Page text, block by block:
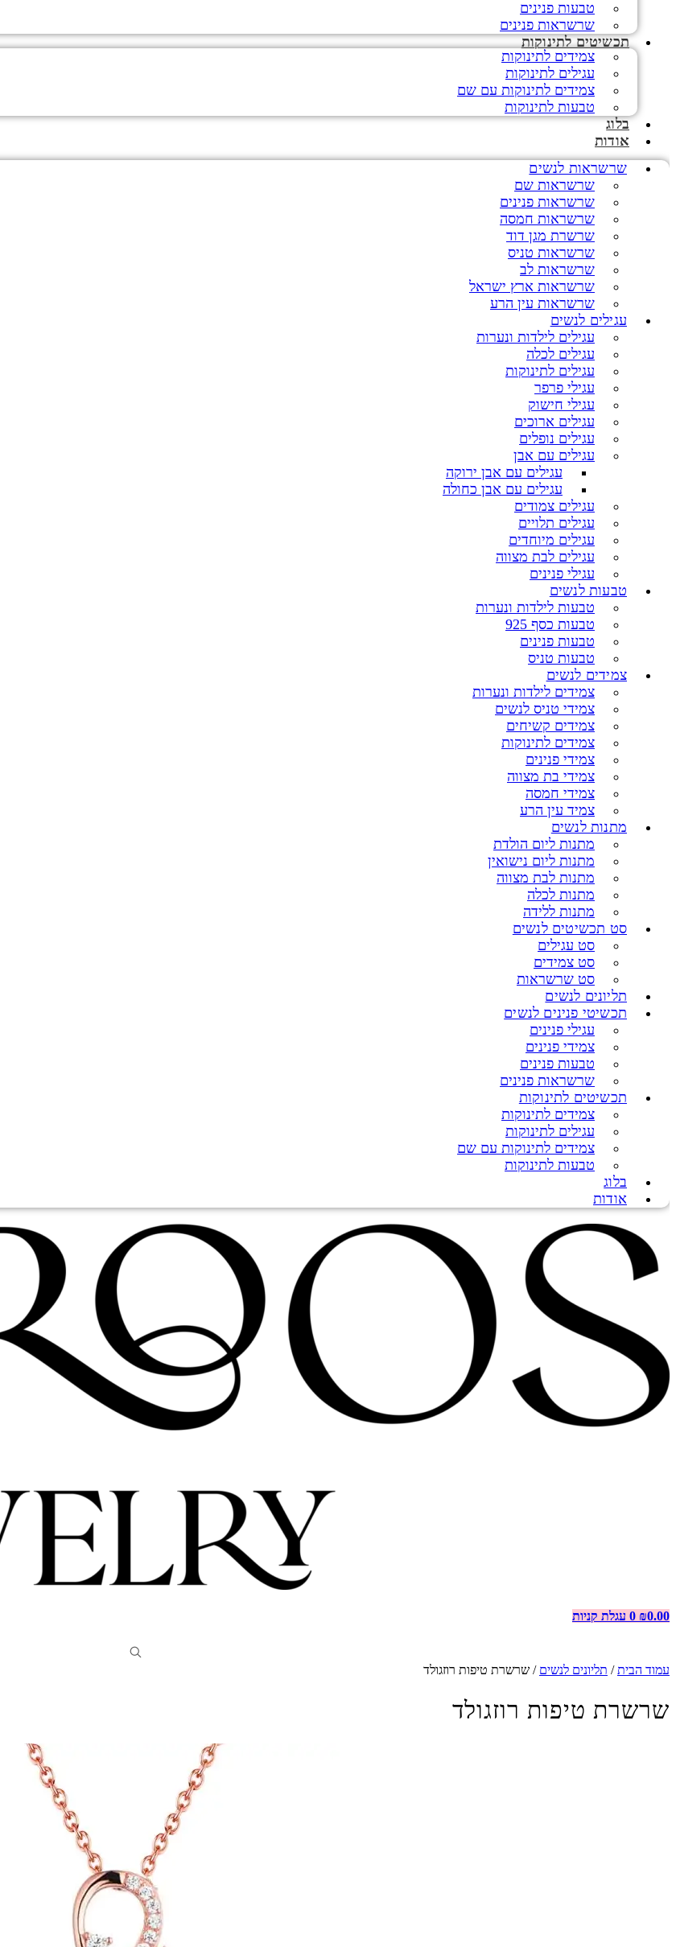
טבעות פנינים
שרשראות פנינים
תכשיטים לתינוקות
צמידים לתינוקות
עגילים לתינוקות
צמידים לתינוקות עם שם
טבעות לתינוקות
בלוג
אודות
שרשראות לנשים
שרשראות שם
שרשראות פנינים
שרשראות חמסה
שרשרת מגן דוד
שרשראות טניס
שרשראות לב
שרשראות ארץ ישראל
שרשראות עין הרע
עגילים לנשים
עגילים לילדות ונערות
עגילים לכלה
עגילים לתינוקות
עגילי פרפר
עגילי חישוק
עגילים ארוכים
עגילים נופלים
עגילים עם אבן
עגילים עם אבן ירוקה
עגילים עם אבן כחולה
עגילים צמודים
עגילים תלויים
עגילים מיוחדים
עגילים לבת מצווה
עגילי פנינים
טבעות לנשים
טבעות לילדות ונערות
טבעות כסף 925
טבעות פנינים
טבעות טניס
צמידים לנשים
צמידים לילדות ונערות
צמידי טניס לנשים
צמידים קשיחים
צמידים לתינוקות
צמידי פנינים
צמידי בת מצווה
צמידי חמסה
צמיד עין הרע
מתנות לנשים
מתנות ליום הולדת
מתנות ליום נישואין
מתנות לבת מצווה
מתנות לכלה
מתנות ללידה
סט תכשיטים לנשים
סט עגילים
סט צמידים
סט שרשראות
תליונים לנשים
תכשיטי פנינים לנשים
עגילי פנינים
צמידי פנינים
טבעות פנינים
שרשראות פנינים
תכשיטים לתינוקות
צמידים לתינוקות
עגילים לתינוקות
צמידים לתינוקות עם שם
טבעות לתינוקות
בלוג
אודות
₪0.00
0 עגלת קניות
עמוד הבית/ תליונים לנשים / שרשרת טיפות רוזגולד
שרשרת טיפות רוזגולד